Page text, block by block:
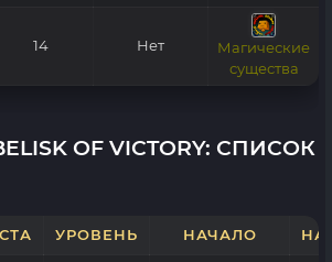
14 Нет
Магические
существа
OF VICTORY: СПИСОК
УРОВЕНЬ НАЧАЛО